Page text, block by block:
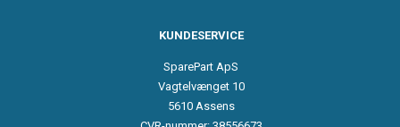
KUNDESERVICE
SparePart ApS
Vagtelvænget 10
5610 Assens